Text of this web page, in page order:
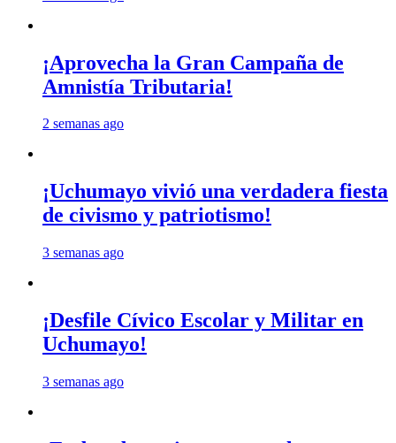
¡Aprovecha la Gran Campaña de
Amnistía Tributaria!
2 semanas ago
¡Uchumayo vivió una verdadera fiesta
de civismo y patriotismo!
3 semanas ago
¡Desfile Cívico Escolar y Militar en
Uchumayo!
3 semanas ago